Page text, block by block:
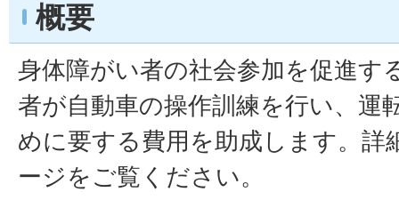
概要
身体障がい者の社会参加を促進す
者が自動車の操作訓練を行い、運
めに要する費用を助成します。詳
ージをご覧ください。